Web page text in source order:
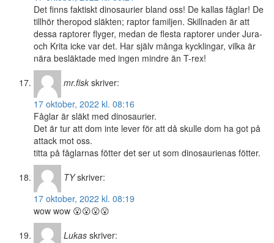
Det finns faktiskt dinosaurier bland oss! De kallas fåglar! De
tillhör theropod släkten; raptor familjen. Skillnaden är att
dessa raptorer flyger, medan de flesta raptorer under Jura-
och Krita icke var det. Har själv många kycklingar, vilka är
nära besläktade med ingen mindre än T-rex!
mr.fisk skriver:
17 oktober, 2022 kl. 08:16
Fåglar är släkt med dinosaurier.
Det är tur att dom inte lever för att då skulle dom ha got på
attack mot oss.
titta på fåglarnas fötter det ser ut som dinosaurienas fötter.
TY skriver:
17 oktober, 2022 kl. 08:19
wow wow 😮😮😮😮
Lukas skriver: